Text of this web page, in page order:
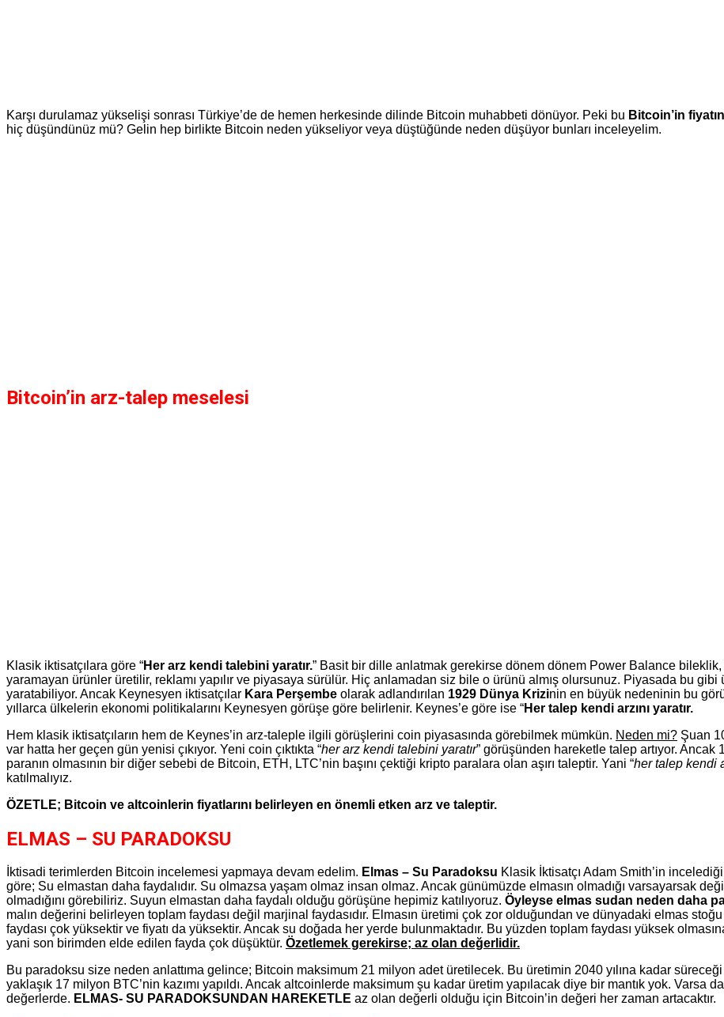
Karşı durulamaz yükselişi sonrası Türkiye’de de hemen herkesinde dilinde Bitcoin muhabbeti dönüyor. Peki bu Bitcoin’in
hiç düşündünüz mü? Gelin hep birlikte Bitcoin neden yükseliyor veya düştüğünde neden düşüyor bunları inceleyelim.
Bitcoin’in arz-talep meselesi
Klasik iktisatçılara göre “Her arz kendi talebini yaratır.” Basit bir dille anlatmak gerekirse dönem dönem Power Balance bileklik,
yaramayan ürünler üretilir, reklamı yapılır ve piyasaya sürülür. Hiç anlamadan siz bile o ürünü almış olursunuz. Piyasada bu
yaratabiliyor. Ancak Keynesyen iktisatçılar Kara Perşembe olarak adlandırılan 1929 Dünya Krizinin en büyük nedeninin bu
yıllarca ülkelerin ekonomi politikalarını Keynesyen görüşe göre belirlenir. Keynes’e göre ise “Her talep kendi arzını yaratır.
Hem klasik iktisatçıların hem de Keynes’in arz-taleple ilgili görüşlerini coin piyasasında görebilmek mümkün. Neden mi? Şuan
var hatta her geçen gün yenisi çıkıyor. Yeni coin çıktıkta “her arz kendi talebini yaratır” görüşünden hareketle talep artıyor. Ancak
paranın olmasının bir diğer sebebi de Bitcoin, ETH, LTC’nin başını çektiği kripto paralara olan aşırı taleptir. Yani “her talep kendi
katılmalıyız.
ÖZETLE; Bitcoin ve altcoinlerin fiyatlarını belirleyen en önemli etken arz ve taleptir.
ELMAS – SU PARADOKSU
İktisadi terimlerden Bitcoin incelemesi yapmaya devam edelim. Elmas – Su Paradoksu Klasik İktisatçı Adam Smith’in
göre; Su elmastan daha faydalıdır. Su olmazsa yaşam olmaz insan olmaz. Ancak günümüzde elmasın olmadığı varsayarsak
olmadığını görebiliriz. Suyun elmastan daha faydalı olduğu görüşüne hepimiz katılıyoruz. Öyleyse elmas sudan neden daha
malın değerini belirleyen toplam faydası değil marjinal faydasıdır. Elmasın üretimi çok zor olduğundan ve dünyadaki elmas stoğu
faydası çok yüksektir ve fiyatı da yüksektir. Ancak su doğada her yerde bulunmaktadır. Bu yüzden toplam faydası yüksek
yani son birimden elde edilen fayda çok düşüktür. Özetlemek gerekirse; az olan değerlidir.
Bu paradoksu size neden anlattıma gelince; Bitcoin maksimum 21 milyon adet üretilecek. Bu üretimin 2040 yılına kadar
yaklaşık 17 milyon BTC’nin kazımı yapıldı. Ancak altcoinlerde maksimum şu kadar üretim yapılacak diye bir mantık yok. Varsa
değerlerde. ELMAS- SU PARADOKSUNDAN HAREKETLE az olan değerli olduğu için Bitcoin’in değeri her zaman artacaktır.